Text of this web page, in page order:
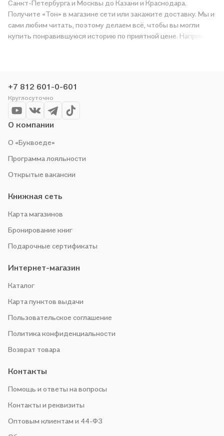
Санкт-Петербурга и Москвы до Казани и Краснодара.
Получите «Тон» в магазине сети или закажите доставку. Мы и
сами любим читать, поэтому делаем всё, чтобы вы могли
купить понравившуюся историю по приятной цене. Например,
+7 812 601-0-601
Круглосуточно
О компании
О «Буквоеде»
Программа лояльности
Открытые вакансии
Книжная сеть
Карта магазинов
Бронирование книг
Подарочные сертификаты
Интернет-магазин
Каталог
Карта пунктов выдачи
Пользовательское соглашение
Политика конфиденциальности
Возврат товара
Контакты
Помощь и ответы на вопросы
Контакты и реквизиты
Оптовым клиентам и 44-ФЗ